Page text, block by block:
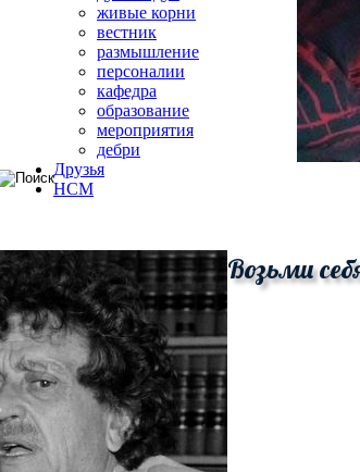
Возьми
живые корни
вестник
размышление
персоналии
кафедра
образование
мероприятия
дебри
Друзья
HCM